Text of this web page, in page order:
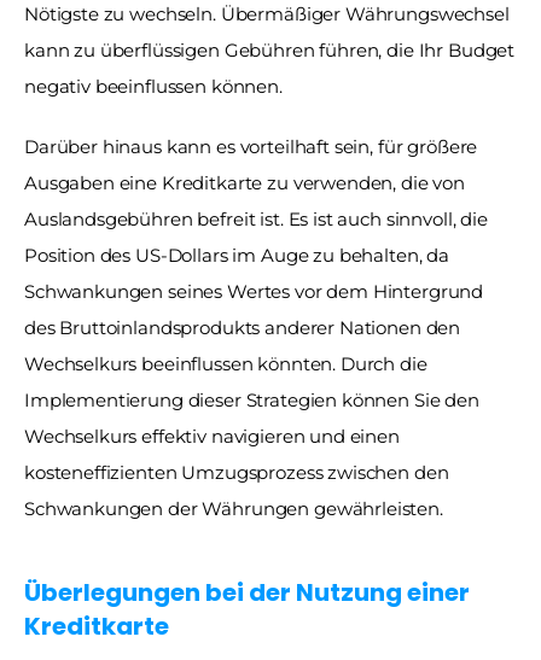
Nötigste zu wechseln. Übermäßiger Währungswechsel
kann zu überflüssigen Gebühren führen, die Ihr Budget
negativ beeinflussen können.
Darüber hinaus kann es vorteilhaft sein, für größere
Ausgaben eine Kreditkarte zu verwenden, die von
Auslandsgebühren befreit ist. Es ist auch sinnvoll, die
Position des US-Dollars im Auge zu behalten, da
Schwankungen seines Wertes vor dem Hintergrund
des Bruttoinlandsprodukts anderer Nationen den
Wechselkurs beeinflussen könnten. Durch die
Implementierung dieser Strategien können Sie den
Wechselkurs effektiv navigieren und einen
kosteneffizienten Umzugsprozess zwischen den
Schwankungen der Währungen gewährleisten.
Überlegungen bei der Nutzung einer
Kreditkarte